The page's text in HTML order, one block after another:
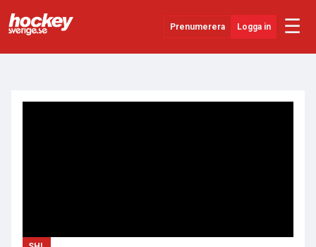
Prenumerera Logga in ☰